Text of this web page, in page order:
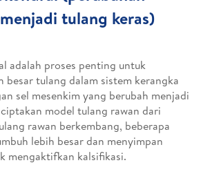
tulang keras)
adalah proses penting untuk
besar tulang dalam sistem kerangka
sel mesenkim yang berubah menjadi
model tulang rawan dari
rawan berkembang, beberapa
lebih besar dan menyimpan
mengaktifkan kalsifikasi.